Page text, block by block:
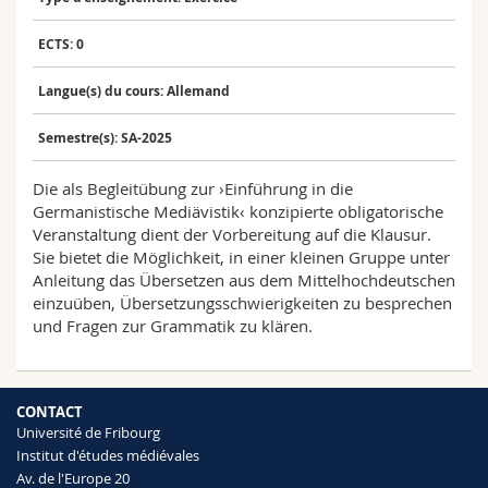
Sciences et médecine
Interfacultaire
Collaborateurs
Doctorants
Webmail
MyUnifr
ECTS: 0
Langue(s) du cours: Allemand
Semestre(s): SA-2025
Die als Begleitübung zur ›Einführung in die
Germanistische Mediävistik‹ konzipierte obligatorische
Veranstaltung dient der Vorbereitung auf die Klausur.
Sie bietet die Möglichkeit, in einer kleinen Gruppe unter
Anleitung das Übersetzen aus dem Mittelhochdeutschen
einzuüben, Übersetzungsschwierigkeiten zu besprechen
und Fragen zur Grammatik zu klären.
CONTACT
Université de Fribourg
Institut d'études médiévales
Av. de l'Europe 20